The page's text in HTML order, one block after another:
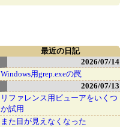
最近の日記
2026/07/14
Windows用grep.exeの罠
2026/07/13
リファレンス用ビューアをいくつ
か試用
また目が見えなくなった